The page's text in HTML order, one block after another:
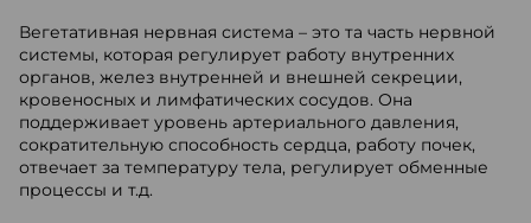
Вегетативная нервная система – это та часть нервной
системы, которая регулирует работу внутренних
органов, желез внутренней и внешней секреции,
кровеносных и лимфатических сосудов. Она
поддерживает уровень артериального давления,
сократительную способность сердца, работу почек,
отвечает за температуру тела, регулирует обменные
процессы и т.д.